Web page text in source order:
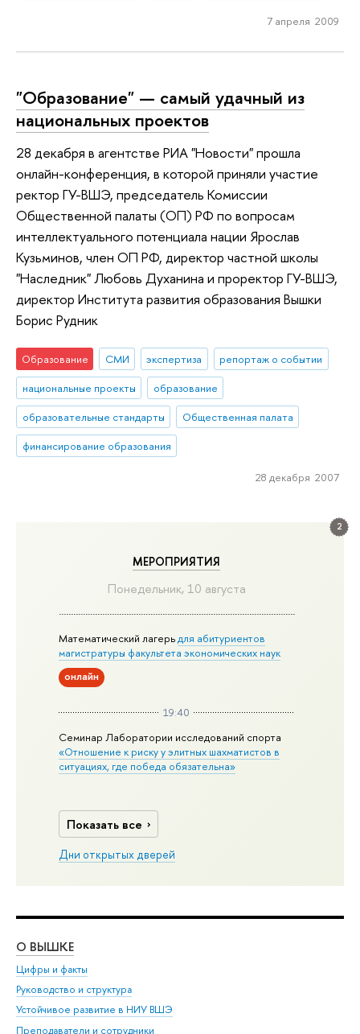
2
МЕРОПРИЯТИЯ
Понедельник, 10 августа
Математический лагерьдля абитуриентов
магистратуры факультета экономических наук
онлайн
19:40
Семинар Лаборатории исследований спорта
«Отношение к риску у элитных шахматистов в
ситуациях, где победа обязательна»
Показать все
Дни открытых дверей
7 апреля 2009
"Образование" — самый удачный из
национальных проектов
28 декабря в агентстве РИА "Новости" прошла
онлайн-конференция, в которой приняли участие
ректор ГУ-ВШЭ, председатель Комиссии
Общественной палаты (ОП) РФ по вопросам
интеллектуального потенциала нации Ярослав
Кузьминов, член ОП РФ, директор частной школы
"Наследник" Любовь Духанина и проректор ГУ-ВШЭ,
директор Института развития образования Вышки
Борис Рудник
Образование СМИ экспертиза
репортаж о событии
национальные проекты
образование
образовательные стандарты
Общественная палата
финансирование образования
28 декабря 2007
О ВЫШКЕ
Цифры и факты
Руководство и структура
Устойчивое развитие в НИУ ВШЭ
Преподаватели и сотрудники